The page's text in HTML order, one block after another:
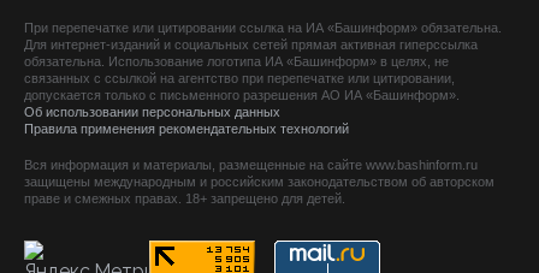
При перепечатке или цитировании ссылка на ИА «Башинформ» обязательна.
Для интернет-изданий и социальных сетей прямая активная гиперссылка
обязательна. Использование логотипа ИА «Башинформ» в целях, не
связанных с ссылкой на агентство при перепечатке или цитировании,
допускается только с письменного разрешения АО ИА «Башинформ».
Об использовании персональных данных
Правила применения рекомендательных технологий
Вся информация и материалы, размещенные на сайте www.bashinform.ru
защищены международным и российским законодательством об авторском
праве и смежных правах. 18+ запрещено для детей.